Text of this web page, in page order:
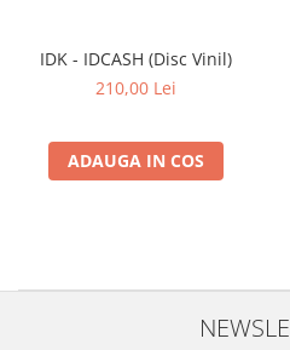
IDK - IDCASH (Disc Vinil)
210,00 Lei
ADAUGA IN COS